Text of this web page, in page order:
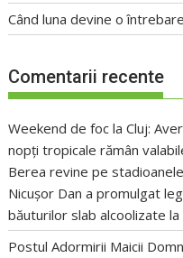
Când luna devine o întrebare
Comentarii recente
Weekend de foc la Cluj:
nopți tropicale rămân
Berea revine pe
Nicușor Dan a promulgat
băuturilor slab alcoolizate la
Postul Adormirii Maicii